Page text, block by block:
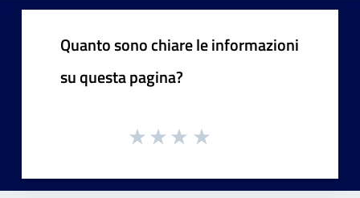
Quanto sono chiare le informazioni
su questa pagina?